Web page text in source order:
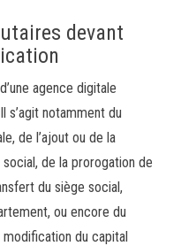
devant
agence digitale
s’agit notamment du
de l’ajout ou de la
de la prorogation de
du siège social,
ou encore du
du capital